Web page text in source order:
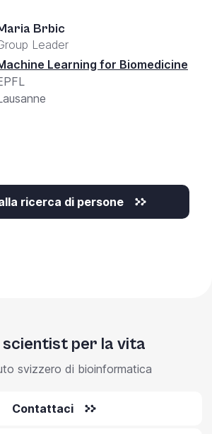
Brbic
Leader
Learning for Biomedicine
ricerca di persone
per la vita
svizzero di bioinformatica
Contattaci